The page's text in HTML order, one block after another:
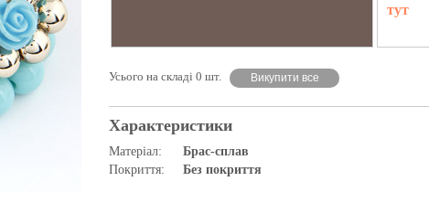
тут
Усього на складі 0 шт. Викупити все
Характеристики
Матеріал:
Брас-сплав
Покриття:
Без покриття